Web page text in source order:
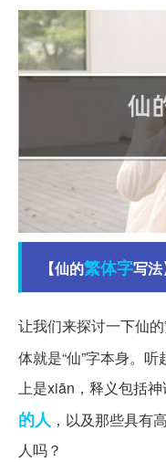
【仙的繁体字写
让我们来探讨一下仙
体就是“仙”字本身。
上是xiān，释义包括
的人 ，以及那些具有
人吗？